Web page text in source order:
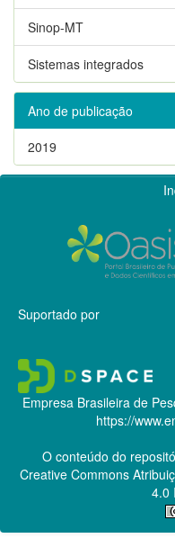
Sinop-MT
Sistemas integrados
Ano de publicação
2019
Suportado por
Empresa Brasileira de
https://
O conteúdo do
Creative Commons
4.0